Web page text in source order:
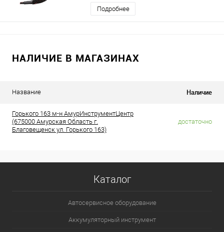
Подробнее
НАЛИЧИЕ В МАГАЗИНАХ
Название Наличие
Горького 163 м-н АмурИнструментЦентр
(675000 Амурская Область г.
Благовещенск ул. Горького 163)
достаточно
Каталог
Автосервисное оборудование
Аккумуляторный инструмент